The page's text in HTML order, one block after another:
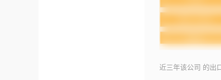
近三年该公司 的出